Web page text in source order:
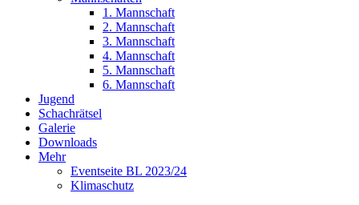
1. Mannschaft
2. Mannschaft
3. Mannschaft
4. Mannschaft
5. Mannschaft
6. Mannschaft
Jugend
Schachrätsel
Galerie
Downloads
Mehr
Eventseite BL 2023/24
Klimaschutz